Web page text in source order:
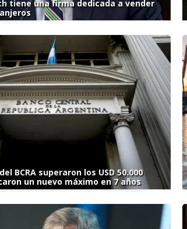
tiene una firma dedicada a vender
BCRA superaron los USD 50.000
un nuevo máximo en 7 años